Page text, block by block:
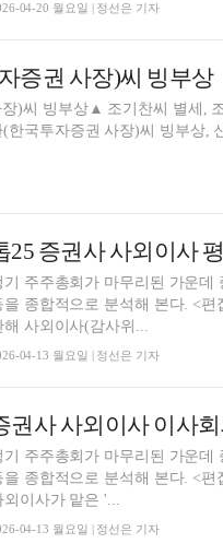
04-20 월요일 | 정선은 기자
증권 사장)씨 빙부상
)씨 빙부상▲ 조기찬씨 별세,
한국투자증권 사장)씨 빙부상,
기 주주총회가 마무리된 가운
을 종합적으로 분석해 본다. <편
해 사외이사(감사위...
04-13 월요일 | 정선은 기자
기 주주총회가 마무리된 가운
을 종합적으로 분석해 본다. <
외이사가 맡은 '...
04-13 월요일 | 정선은 기자